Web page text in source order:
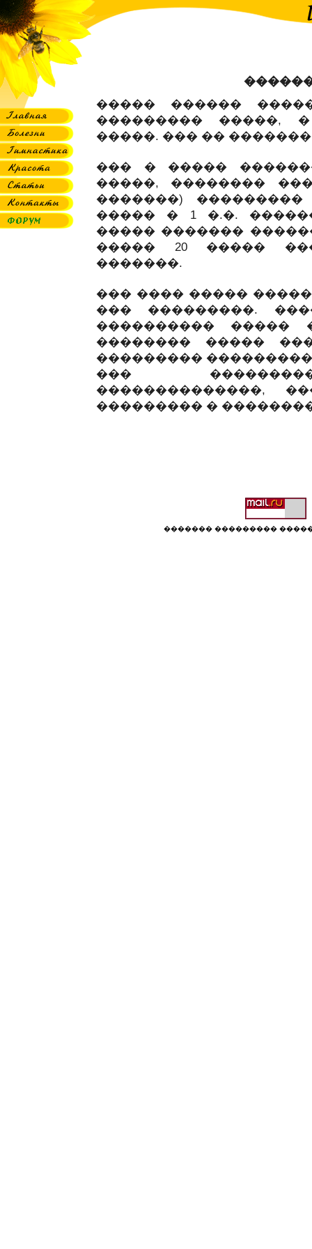
����� ������
��������� �����,
�����. ��� ��
��� � �����
�����, ��������
�������)
����� � 1 �.�.
����� �������
����� 20 �����
�������.
��� ���� �����
��� ���������.
���������� �����
�������� �����
���������
���
��������������,
��������� �
������� ���������